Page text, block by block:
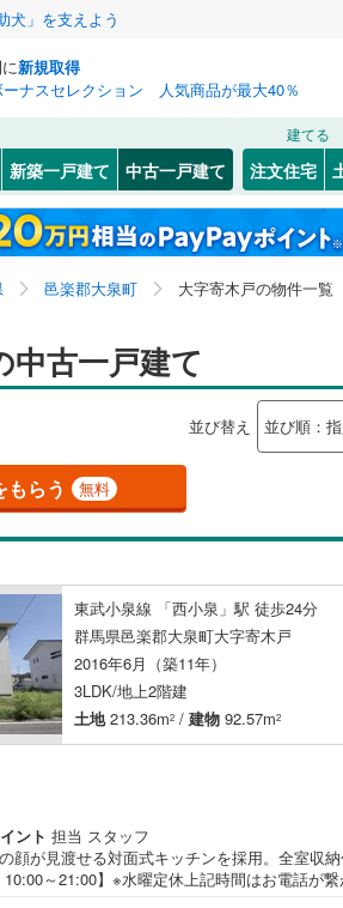
犬」を支えよう
新規取得
ーナスセレクション 人気商品が最大40％
新築一戸建て 中古一戸建て
建てる
注文住宅
邑楽郡大泉町 大字寄木戸の物件一覧
中古一戸建て
並び替え
もらう 無料
東武小泉線 「西小泉」駅 徒歩24分
群馬県邑楽郡大泉町大字寄木戸
2016年6月（築11年）
3LDK/地上2階建
土地213.36m2 / 建物 92.57m2
ント 担当 スタッフ
顔が見渡せる対面式キッチンを採用。全室収納
10:00～21:00】※水曜定休上記時間はお電話が
岩手 宮城 秋田
神奈川 埼玉 千葉
長野 富山
三重
兵庫
島根 岡山 広島
香川 愛媛 高知
佐賀 長崎
高崎市(114)
) 太田市(49)
渋川市(20
(3) 北群馬郡吉岡町
甘楽郡下仁田町
1)
0) 利根郡みなかみ
6) 邑楽郡明和町
20) 邑楽郡邑楽町
大字吉田(5)
城之内(3)
上越線(0)
信越本線(0)
)
東武日光線(0 )
ーション
・リフォーム
築古・築30年
（1） ビルトインガ
防犯カメラ（ 0
） 平屋・1階建て
（納戸）（0）
駅
、日当たり
1） 角地（0）
検索条件を保存しました
の検索条件の新着物件通知は、 マイページ
保存した条件を見る
群馬県、邑楽郡大泉町、大字寄木戸
検索条件を保存する
マイページ
お気に入り
閉じる
お気に入り
閉じる